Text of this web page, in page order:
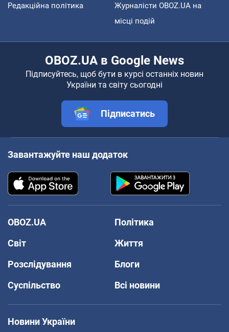
Редакційна політика
Журналісти OBOZ.UA на
місці подій
OBOZ.UA в Google News
Підписуйтесь, щоб бути в курсі останніх новин
України та світу сьогодні
Підписатись
Завантажуйте наш додаток
OBOZ.UA
Політика
Світ
Життя
Розслідування
Блоги
Суспільство
Всі новини
Новини України